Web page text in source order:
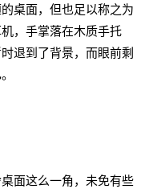
桌面，但也足以称之为
，手掌落在木质手托
退到了背景，而眼前剩
面这么一角，未免有些